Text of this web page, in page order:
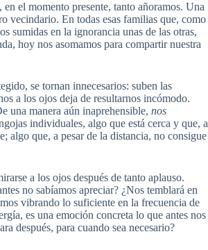
el momento presente, tanto añoramos. Una
vecindario. En todas esas familias que, como
sumidas en la ignorancia unas de las otras,
hoy nos asomamos para compartir nuestra
se tornan innecesarios: suben las
a los ojos deja de resultarnos incómodo.
una manera aún inaprehensible, nos
individuales, algo que está cerca y que, a
algo que, a pesar de la distancia, no consigue
a los ojos después de tanto aplauso.
no sabíamos apreciar? ¿Nos temblará en
vibrando lo suficiente en la frecuencia de
es una emoción concreta lo que antes nos
después, para cuando sea necesario?